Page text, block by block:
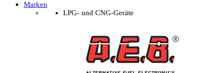
Marken
LPG- und CNG-Geräte